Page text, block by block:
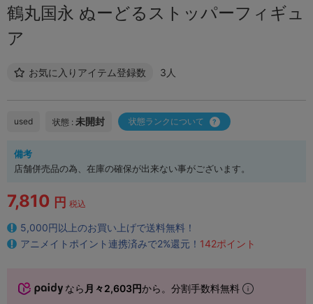
鶴丸国永 ぬーどるストッパーフィギュ
ア
お気に入りアイテム登録数 3人
used 状態 : 未開封 状態ランクについて
備考
店舗併売品の為、在庫の確保が出来ない事がございます。
7,810 円 税込
5,000円以上のお買い上げで送料無料！
アニメイトポイント連携済みで2%還元！ 142ポイント
なら 月々2,603円から。分割手数料無料